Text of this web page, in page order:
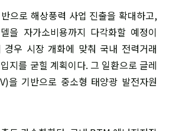
으로 해상풍력 사업 진출을 확대하고,
을 자가소비용까지 다각화할 예정이
우 시장 개화에 맞춰 국내 전력거래
지를 굳힐 계획이다. 그 일환으로 글레
을 기반으로 중소형 태양광 발전자원